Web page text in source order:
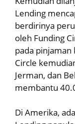
Lending
berdirinya
oleh Funding
pada pinjaman
Circle
Jerman, dan
membantu
Di Amerika,